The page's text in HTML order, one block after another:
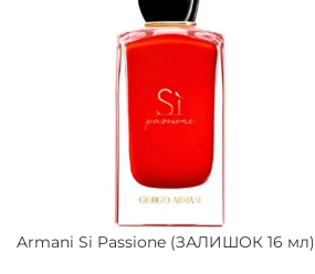
Armani Si Passione (ЗАЛИШОК 16 мл)